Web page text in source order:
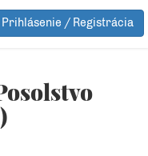
Prihlásenie / Registrácia